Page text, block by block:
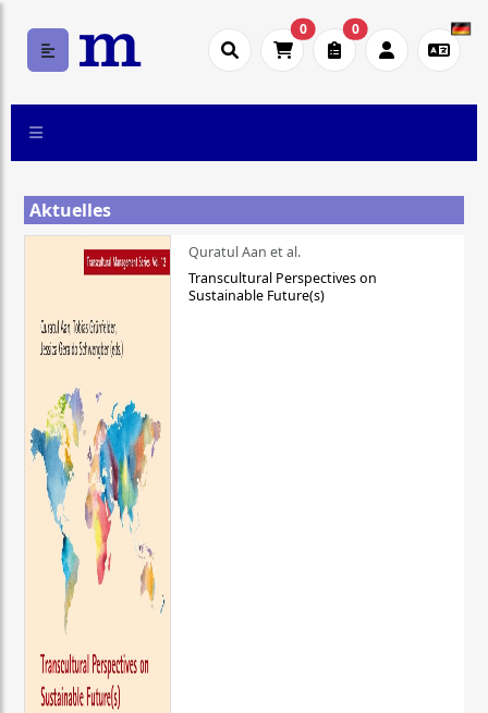
0 0
Aktuelles
Quratul Aan et al.
Transcultural Perspectives on
Sustainable Future(s)